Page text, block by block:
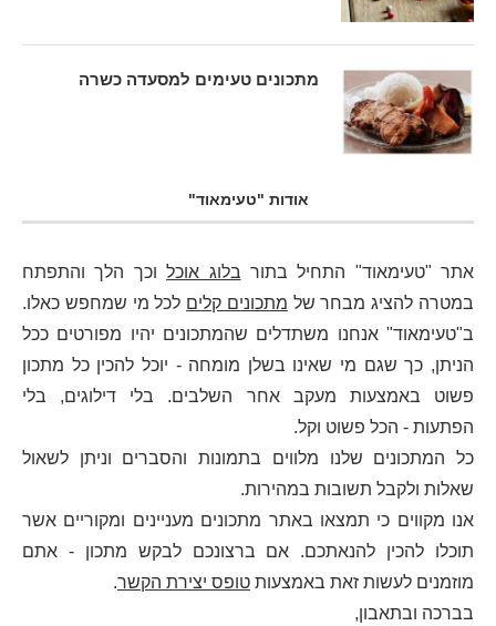
מתכונים טעימים למסעדה כשרה
אודות "טעימאוד"
אתר "טעימאוד" התחיל בתור בלוג אוכלוכך הלך והתפתח
במטרה להציג מבחר של מתכונים קלים לכל מי שמחפש כאלו.
ב"טעימאוד" אנחנו משתדלים שהמתכונים יהיו מפורטים ככל
הניתן, כך שגם מי שאינו בשלן מומחה - יוכל להכין כל מתכון
פשוט באמצעות מעקב אחר השלבים. בלי דילוגים, בלי
הפתעות - הכל פשוט וקל.
כל המתכונים שלנו מלווים בתמונות והסברים וניתן לשאול
שאלות ולקבל תשובות במהירות.
אנו מקווים כי תמצאו באתר מתכונים מעניינים ומקוריים אשר
תוכלו להכין להנאתכם. אם ברצונכם לבקש מתכון - אתם
מוזמנים לעשות זאת באמצעות טופס יצירת הקשר.
בברכה ובתאבון,